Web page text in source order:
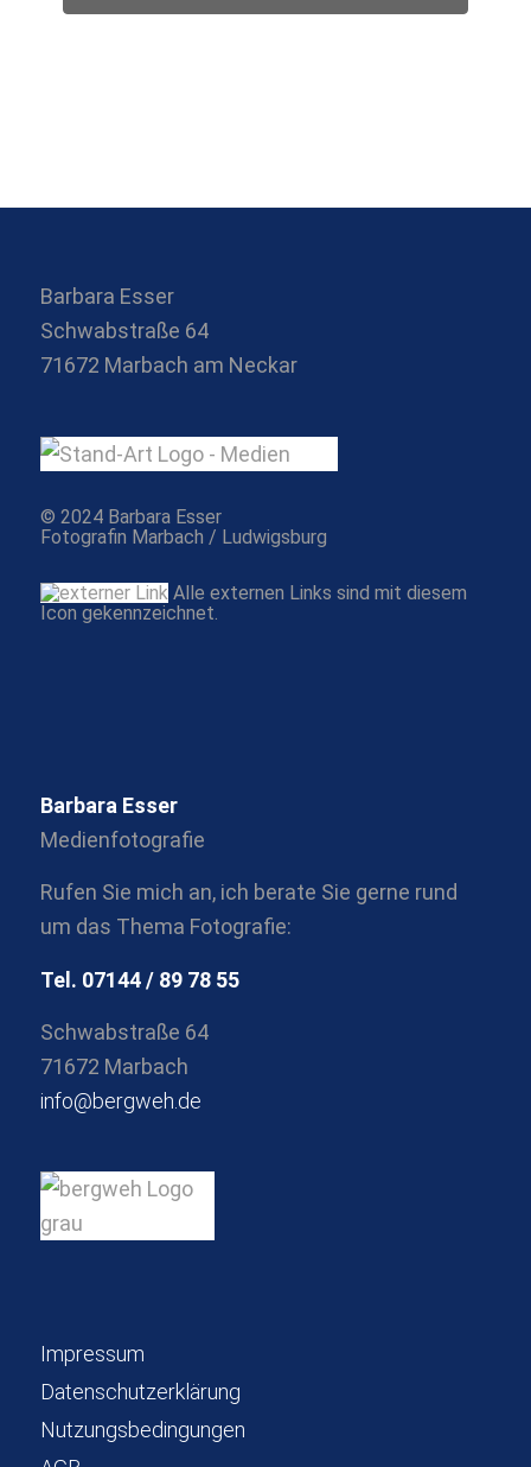
Barbara Esser
Schwabstraße 64
71672 Marbach am Neckar
© 2024 Barbara Esser
Fotografin Marbach / Ludwigsburg
Alle externen Links sind mit diesem
Icon gekennzeichnet.
Barbara Esser
Medienfotografie
Rufen Sie mich an, ich berate Sie gerne rund
um das Thema Fotografie:
Tel. 07144 / 89 78 55
Schwabstraße 64
71672 Marbach
info@bergweh.de
Impressum
Datenschutzerklärung
Nutzungsbedingungen